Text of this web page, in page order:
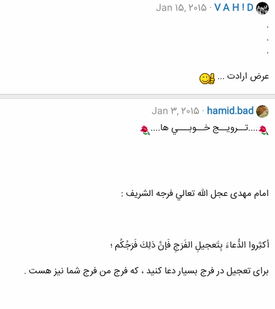
V A H ! D
Jan 15, 2015
.
.
.
عرض ارادت ...
hamid.bad
Jan 3, 2015
....تــرويــج خــوبـــي ها....
امام مهدى عجل الله تعالي فرجه الشريف :
أكثِروا الدُّعاءَ بِتَعجيلِ الفَرَجِ فَإنَّ ذلِكَ فَرَجُكُم ؛
براى تعجيل در فرج بسيار دعا كنيد ، كه فرج من فرج شما نيز هست .